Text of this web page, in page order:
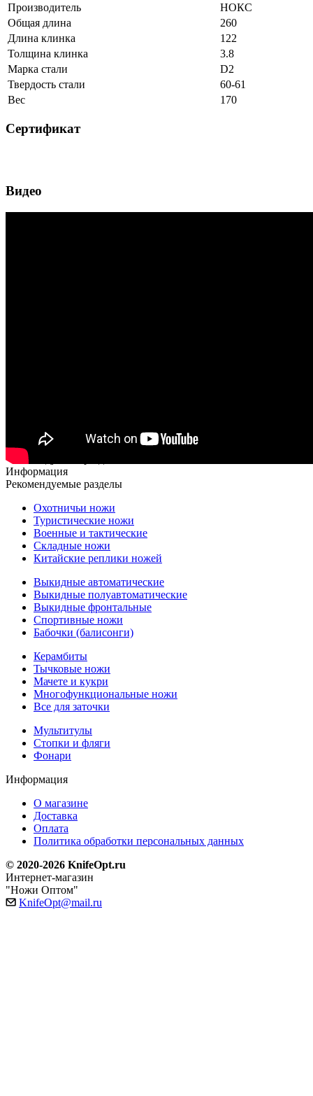
Производитель
НОКС
Общая длина
260
Длина клинка
122
Толщина клинка
3.8
Марка стали
D2
Твердость стали
60-61
Вес
170
Сертификат
Видео
Рекомендуемые разделы
Информация
Рекомендуемые разделы
Охотничьи ножи
Туристические ножи
Военные и тактические
Складные ножи
Китайские реплики ножей
Выкидные автоматические
Выкидные полуавтоматические
Выкидные фронтальные
Спортивные ножи
Бабочки (балисонги)
Керамбиты
Тычковые ножи
Мачете и кукри
Многофункциональные ножи
Все для заточки
Мультитулы
Стопки и фляги
Фонари
Информация
О магазине
Доставка
Оплата
Политика обработки персональных данных
© 2020-2026 KnifeOpt.ru
Интернет-магазин
"Ножи Оптом"
KnifeOpt@mail.ru